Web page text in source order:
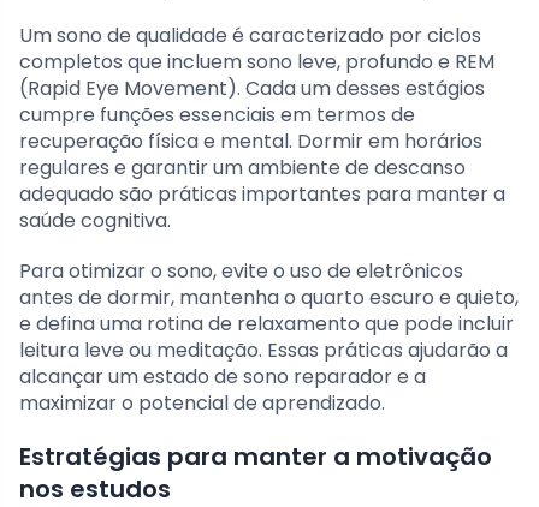
Um sono de qualidade é caracterizado por ciclos
completos que incluem sono leve, profundo e REM
(Rapid Eye Movement). Cada um desses estágios
cumpre funções essenciais em termos de
recuperação física e mental. Dormir em horários
regulares e garantir um ambiente de descanso
adequado são práticas importantes para manter a
saúde cognitiva.
Para otimizar o sono, evite o uso de eletrônicos
antes de dormir, mantenha o quarto escuro e quieto,
e defina uma rotina de relaxamento que pode incluir
leitura leve ou meditação. Essas práticas ajudarão a
alcançar um estado de sono reparador e a
maximizar o potencial de aprendizado.
Estratégias para manter a motivação
nos estudos